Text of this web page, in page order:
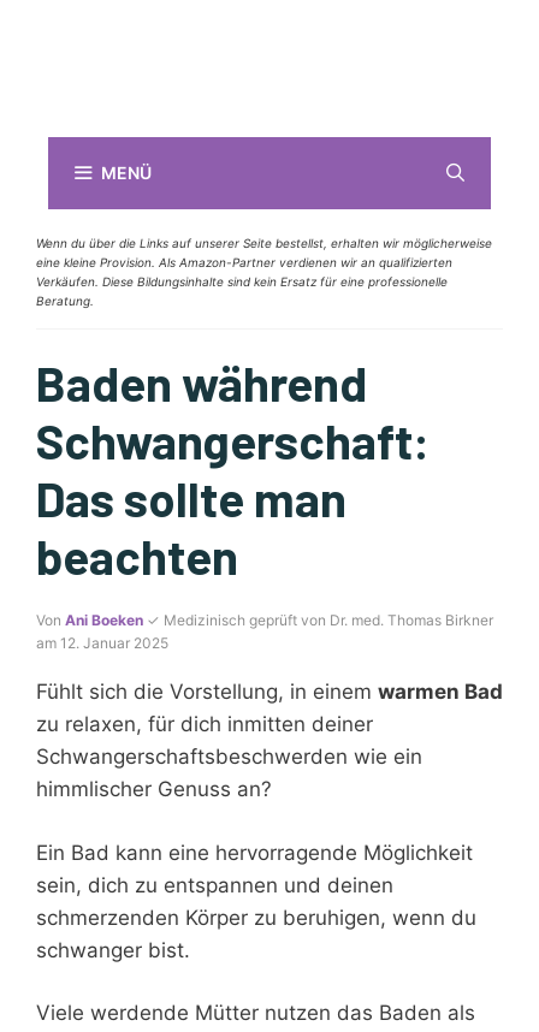
MENÜ
Wenn du über die Links auf unserer Seite bestellst, erhalten wir möglicherweise
eine kleine Provision. Als Amazon-Partner verdienen wir an qualifizierten
Verkäufen. Diese Bildungsinhalte sind kein Ersatz für eine professionelle
Beratung.
Baden während
Schwangerschaft:
Das sollte man
beachten
Von Ani Boeken ✓ Medizinisch geprüft von Dr. med. Thomas Birkner
am 12. Januar 2025
Fühlt sich die Vorstellung, in einem warmen Bad
zu relaxen, für dich inmitten deiner
Schwangerschaftsbeschwerden wie ein
himmlischer Genuss an?
Ein Bad kann eine hervorragende Möglichkeit
sein, dich zu entspannen und deinen
schmerzenden Körper zu beruhigen, wenn du
schwanger bist.
Viele werdende Mütter nutzen das Baden als